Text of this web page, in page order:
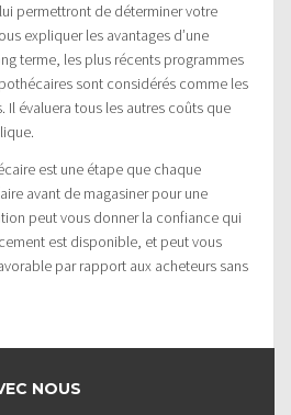
permettront de déterminer votre
expliquer les avantages d’une
terme, les plus récents programmes
sont considérés comme les
Il évaluera tous les autres coûts que
est une étape que chaque
avant de magasiner pour une
peut vous donner la confiance qui
est disponible, et peut vous
par rapport aux acheteurs sans
NOUS